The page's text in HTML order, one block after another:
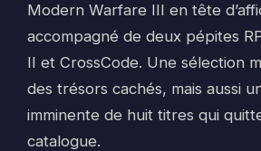
Modern Warfare III en tête
accompagné de deux pépites
II et CrossCode. Une sélection
des trésors cachés, mais aussi
imminente de huit titres qui
catalogue.